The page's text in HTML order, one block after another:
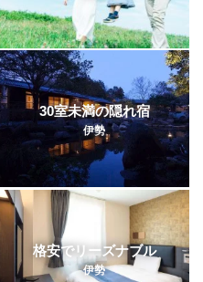
30室未満の隠れ宿
伊勢
格安でリーズナブル
伊勢